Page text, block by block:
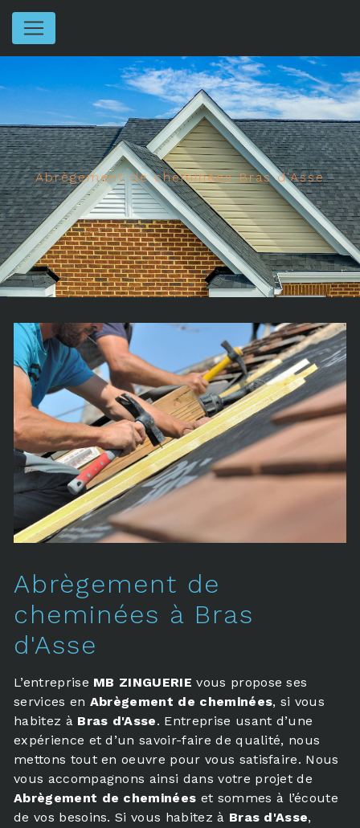
Panneau de gestion des cookies
Abrègement de cheminées Bras d'Asse
Abrègement de
cheminées à Bras
d'Asse
L’entreprise MB ZINGUERIE vous propose ses
services en Abrègement de cheminées, si vous
habitez à Bras d'Asse. Entreprise usant d’une
expérience et d’un savoir-faire de qualité, nous
mettons tout en oeuvre pour vous satisfaire. Nous
vous accompagnons ainsi dans votre projet de
Abrègement de cheminées et sommes à l’écoute
de vos besoins. Si vous habitez à Bras d'Asse,